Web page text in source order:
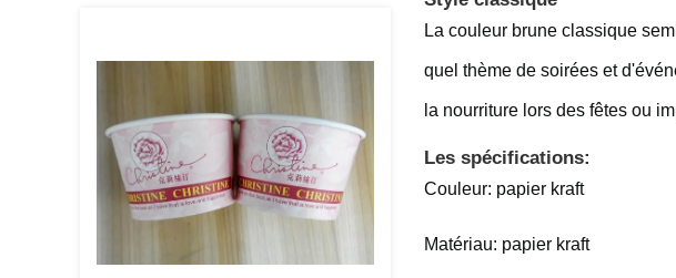
La couleur brune classique
quel thème de soirées et
la nourriture lors des fêtes ou
Les spécifications:
Couleur: papier kraft
Matériau: papier kraft